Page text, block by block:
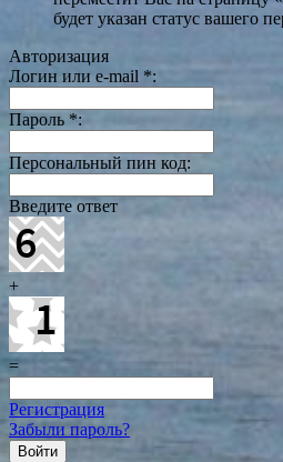
будет указан статус вашего
Авторизация
Логин или e-mail *:
Пароль *:
Персональный пин код:
Введите ответ
+
=
Регистрация
Забыли пароль?